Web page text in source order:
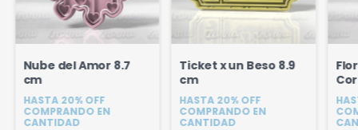
Nube del Amor 8.7
cm
HASTA 20% OFF
COMPRANDO EN
CANTIDAD
Ticket x un Beso 8.9
cm
HASTA 20% OFF
COMPRANDO EN
CANTIDAD